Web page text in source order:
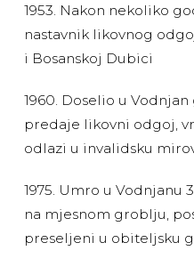
1953. Nakon nekoliko
nastavnik likovnog
i Bosanskoj Dubici
1960. Doselio u
predaje likovni odgoj,
odlazi u invalidsku
1975. Umro u Vodnjanu
na mjesnom groblju,
preseljeni u obiteljsku